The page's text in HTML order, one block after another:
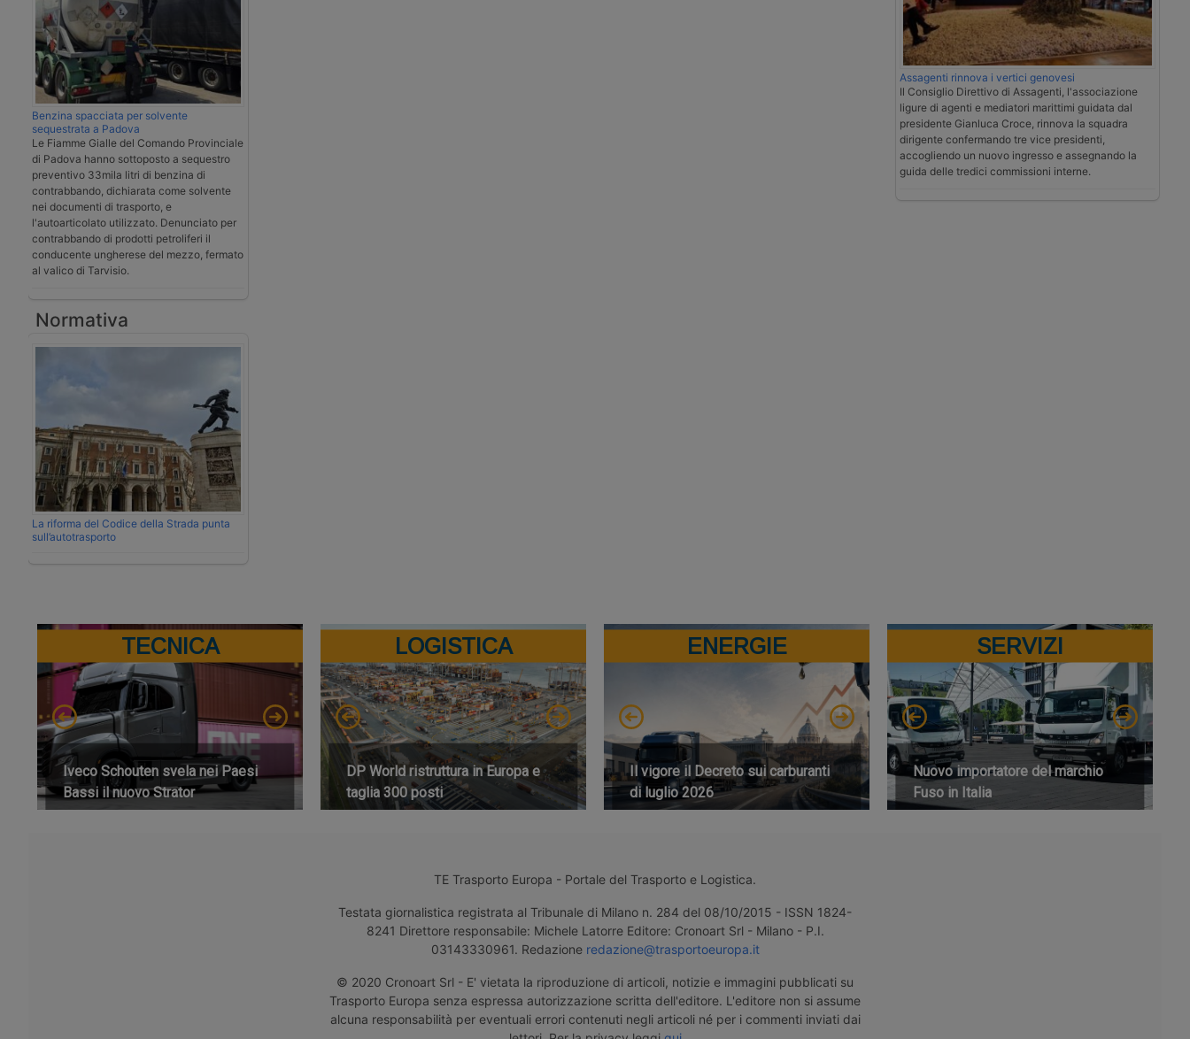
Benzina spacciata per solvente
sequestrata a Padova
Le Fiamme Gialle del Comando Provinciale
di Padova hanno sottoposto a sequestro
preventivo 33mila litri di benzina di
contrabbando, dichiarata come solvente
nei documenti di trasporto, e
l'autoarticolato utilizzato. Denunciato per
contrabbando di prodotti petroliferi il
conducente ungherese del mezzo, fermato
al valico di Tarvisio.
Normativa
La riforma del Codice della Strada punta
sull’autotrasporto
Assagenti rinnova i vertici genovesi
Il Consiglio Direttivo di Assagenti, l'associazione
ligure di agenti e mediatori marittimi guidata dal
presidente Gianluca Croce, rinnova la squadra
dirigente confermando tre vice presidenti,
accogliendo un nuovo ingresso e assegnando la
guida delle tredici commissioni interne.
TECNICA
Iveco Schouten svela nei Paesi
Bassi il nuovo Strator
LOGISTICA
DP World ristruttura in Europa e
taglia 300 posti
ENERGIE
Il vigore il Decreto sui carburanti
di luglio 2026
SERVIZI
Nuovo importatore del marchio
Fuso in Italia
TE Trasporto Europa - Portale del Trasporto e Logistica.
Testata giornalistica registrata al Tribunale di Milano n. 284 del 08/10/2015 - ISSN 1824-
8241 Direttore responsabile: Michele Latorre Editore: Cronoart Srl - Milano - P.I.
03143330961. Redazione redazione@trasportoeuropa.it
© 2020 Cronoart Srl - E' vietata la riproduzione di articoli, notizie e immagini pubblicati su
Trasporto Europa senza espressa autorizzazione scritta dell'editore. L'editore non si assume
alcuna responsabilità per eventuali errori contenuti negli articoli né per i commenti inviati dai